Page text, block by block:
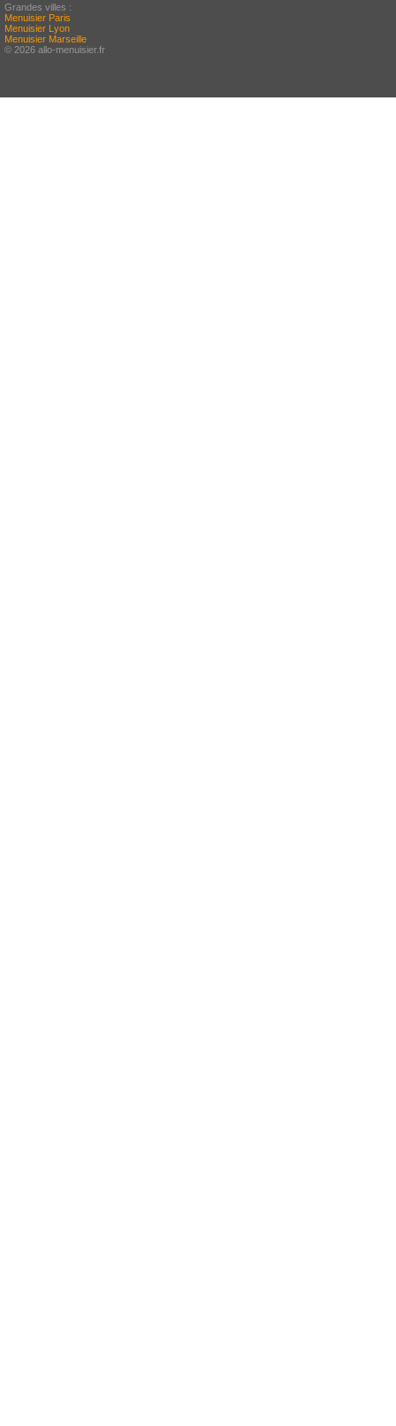
Grandes villes :
Menuisier Paris
Menuisier Lyon
Menuisier Marseille
© 2026 allo-menuisier.fr